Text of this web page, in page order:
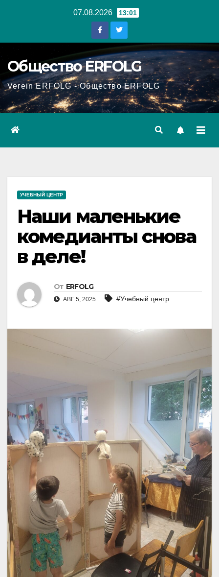
07.08.2026 13:01
Общество ERFOLG
Verein ERFOLG - Общество ERFOLG
УЧЕБНЫЙ ЦЕНТР
Наши маленькие
комедианты снова
в деле!
От ERFOLG
АВГ 5, 2025 #Учебный центр